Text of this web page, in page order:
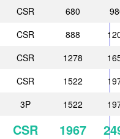
CSR 680
CSR 888
CSR 1278
CSR 1522
3P 1522
CSR 1967